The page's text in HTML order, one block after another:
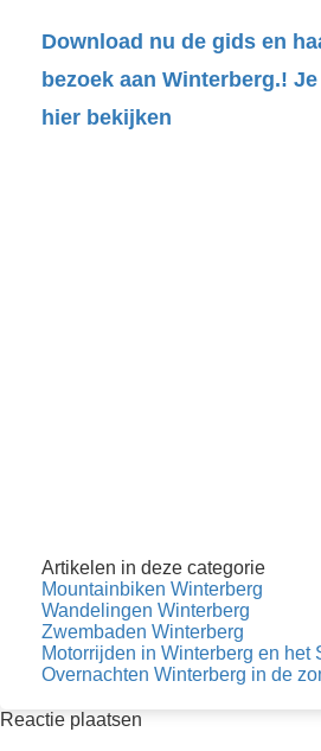
Download nu de gids en
bezoek aan Winterberg.!
hier bekijken
Artikelen in deze categorie
Mountainbiken Winterberg
Wandelingen Winterberg
Zwembaden Winterberg
Motorrijden in Winterberg en het
Overnachten Winterberg in de
Reactie plaatsen